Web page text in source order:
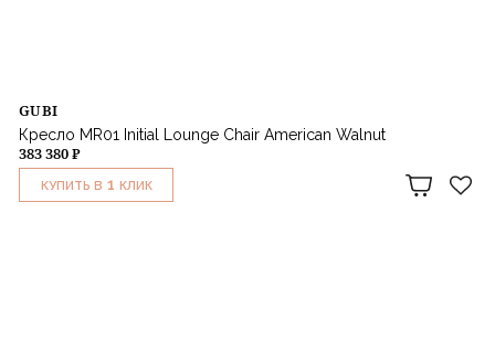
GUBI
Кресло MR01 Initial Lounge Chair American Walnut
383 380 ₽
КУПИТЬ В 1 КЛИК